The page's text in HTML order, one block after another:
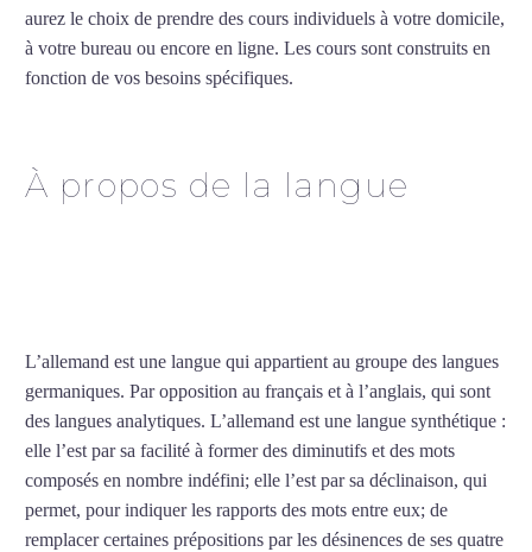
aurez le choix de prendre des cours individuels à votre domicile,
à votre bureau ou encore en ligne. Les cours sont construits en
fonction de vos besoins spécifiques.
À propos de la langue
L’allemand est une langue qui appartient au groupe des langues
germaniques. Par opposition au français et à l’anglais, qui sont
des langues analytiques. L’allemand est une langue synthétique :
elle l’est par sa facilité à former des diminutifs et des mots
composés en nombre indéfini; elle l’est par sa déclinaison, qui
permet, pour indiquer les rapports des mots entre eux; de
remplacer certaines prépositions par les désinences de ses quatre